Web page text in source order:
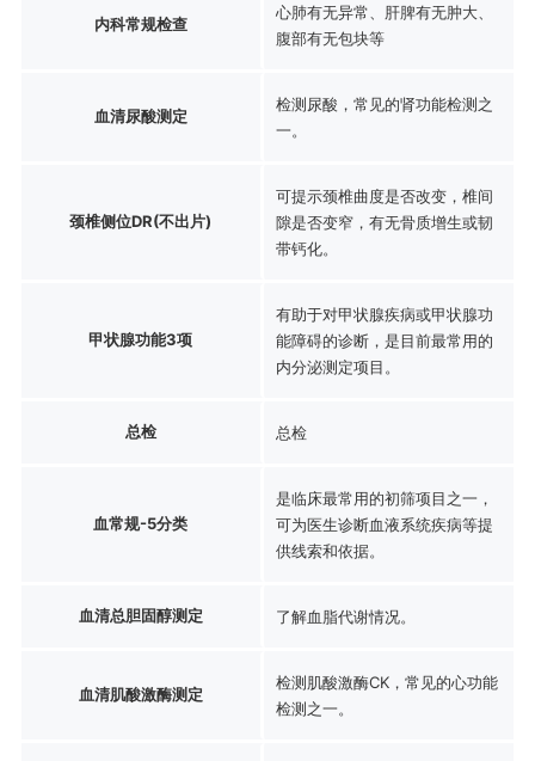
内科常规检查
心肺有无异常、肝脾有无肿大、
腹部有无包块等
血清尿酸测定
检测尿酸，常见的肾功能检测之
一。
颈椎侧位DR(不出片)
可提示颈椎曲度是否改变，椎间
隙是否变窄，有无骨质增生或韧
带钙化。
甲状腺功能3项
有助于对甲状腺疾病或甲状腺功
能障碍的诊断，是目前最常用的
内分泌测定项目。
总检 总检
血常规-5分类
是临床最常用的初筛项目之一，
可为医生诊断血液系统疾病等提
供线索和依据。
血清总胆固醇测定 了解血脂代谢情况。
血清肌酸激酶测定
检测肌酸激酶CK，常见的心功能
检测之一。